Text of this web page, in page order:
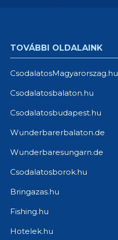
TOVÁBBI OLDALAINK
CsodalatosMagyarorszag.hu
Csodalatosbalaton.hu
Csodalatosbudapest.hu
Wunderbarerbalaton.de
Wunderbaresungarn.de
Csodalatosborok.hu
Bringazas.hu
Fishing.hu
Hotelek.hu